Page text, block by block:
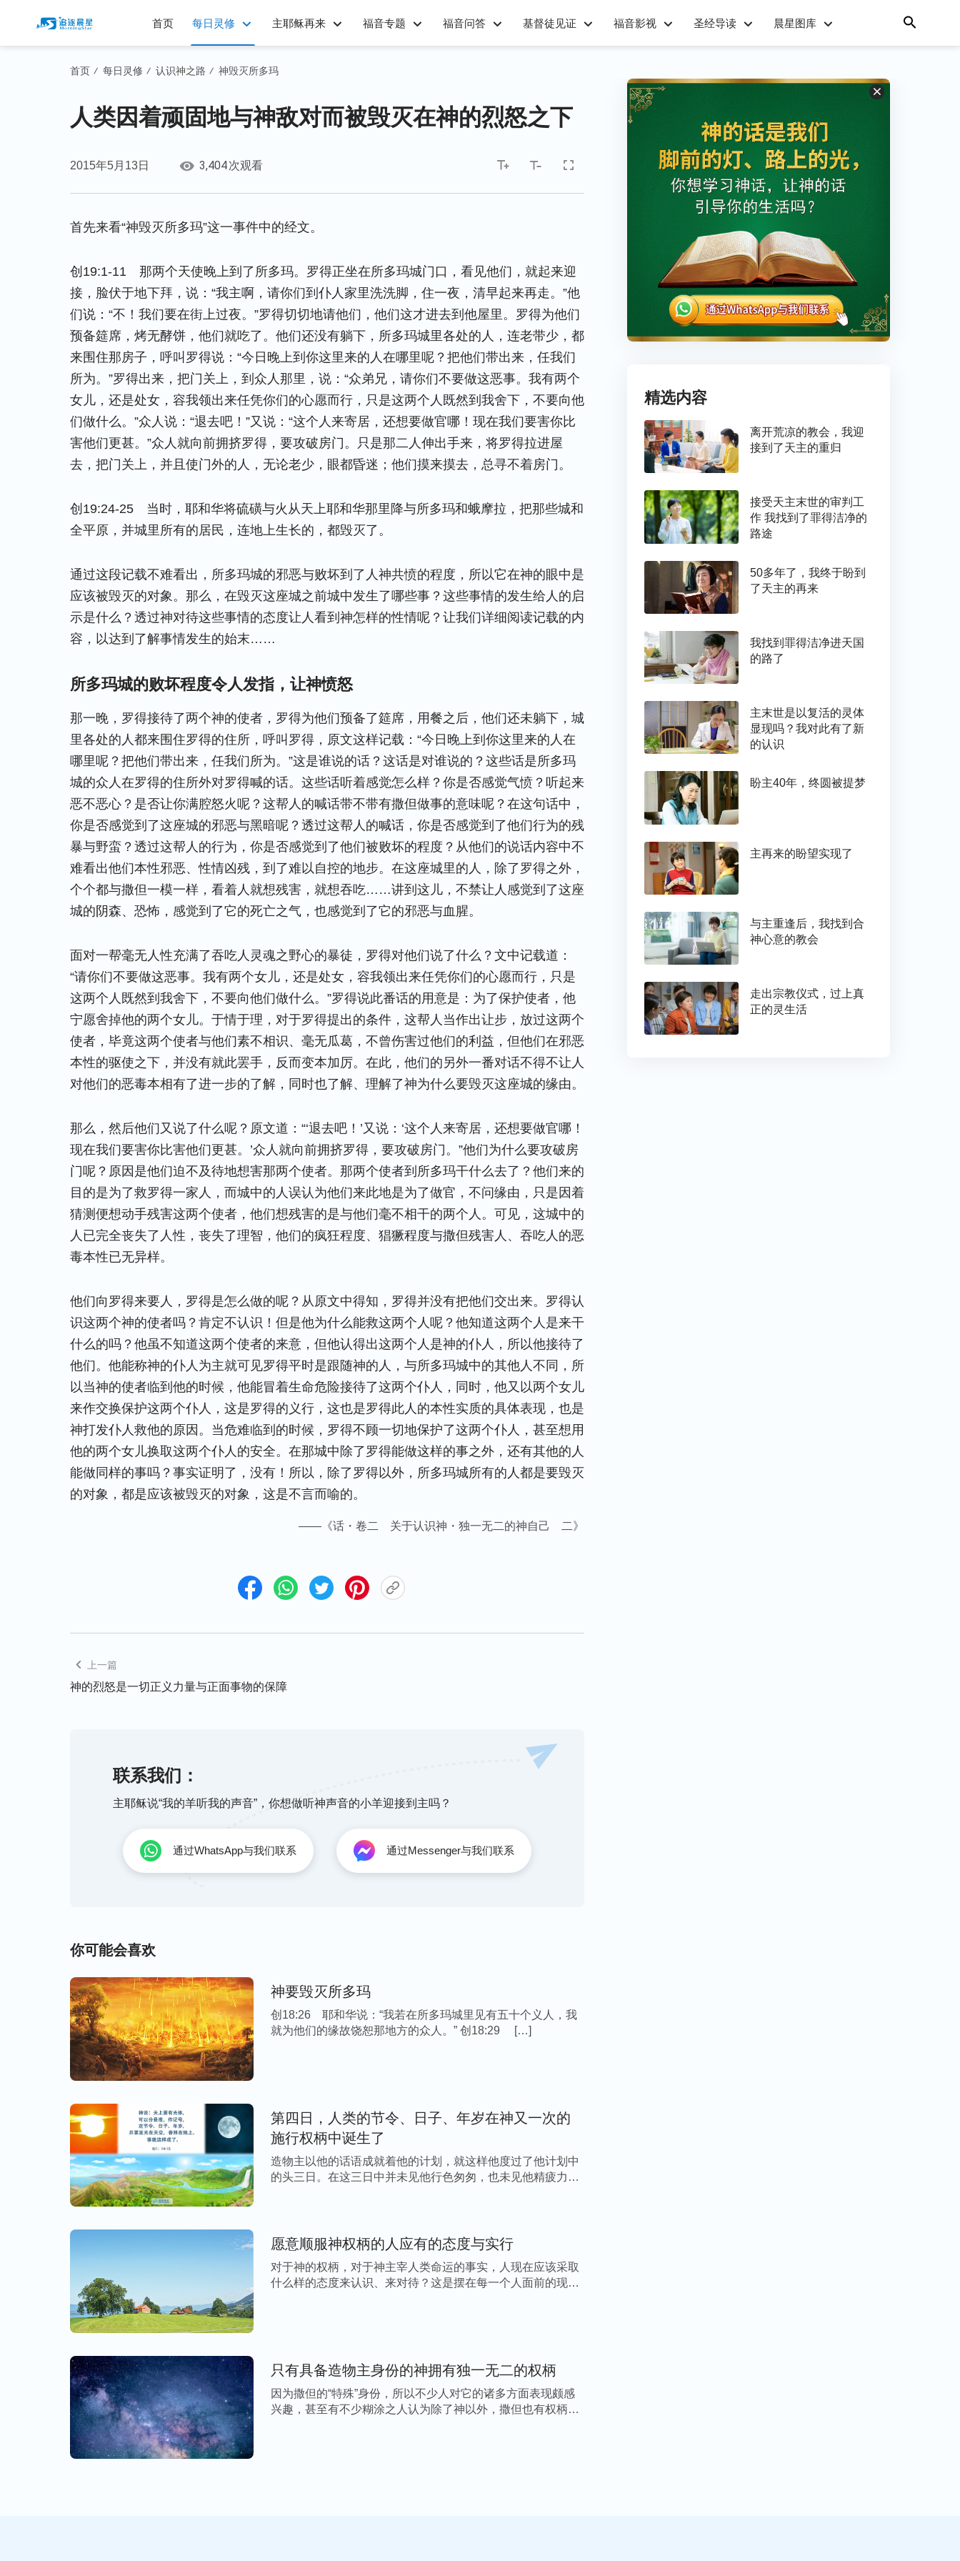
首页 每日灵修 主耶稣再来 福音专题 福音问答 基督徒见证 福音影视 圣经导读 晨星图库
首页 / 每日灵修 / 认识神之路 / 神毁灭所多玛
人类因着顽固地与神敌对而被毁灭在神的烈怒之下
2015年5月13日 3,404次观看
首先来看“神毁灭所多玛”这一事件中的经文。
创19:1-11 那两个天使晚上到了所多玛。罗得正坐在所多玛城门口，看见他们，就起来迎
接，脸伏于地下拜，说：“我主啊，请你们到仆人家里洗洗脚，住一夜，清早起来再走。”他
们说：“不！我们要在街上过夜。”罗得切切地请他们，他们这才进去到他屋里。罗得为他们
预备筵席，烤无酵饼，他们就吃了。他们还没有躺下，所多玛城里各处的人，连老带少，都
来围住那房子，呼叫罗得说：“今日晚上到你这里来的人在哪里呢？把他们带出来，任我们
所为。”罗得出来，把门关上，到众人那里，说：“众弟兄，请你们不要做这恶事。我有两个
女儿，还是处女，容我领出来任凭你们的心愿而行，只是这两个人既然到我舍下，不要向他
们做什么。”众人说：“退去吧！”又说：“这个人来寄居，还想要做官哪！现在我们要害你比
害他们更甚。”众人就向前拥挤罗得，要攻破房门。只是那二人伸出手来，将罗得拉进屋
去，把门关上，并且使门外的人，无论老少，眼都昏迷；他们摸来摸去，总寻不着房门。
创19:24-25 当时，耶和华将硫磺与火从天上耶和华那里降与所多玛和蛾摩拉，把那些城和
全平原，并城里所有的居民，连地上生长的，都毁灭了。
通过这段记载不难看出，所多玛城的邪恶与败坏到了人神共愤的程度，所以它在神的眼中是
应该被毁灭的对象。那么，在毁灭这座城之前城中发生了哪些事？这些事情的发生给人的启
示是什么？透过神对待这些事情的态度让人看到神怎样的性情呢？让我们详细阅读记载的内
容，以达到了解事情发生的始末……
所多玛城的败坏程度令人发指，让神愤怒
那一晚，罗得接待了两个神的使者，罗得为他们预备了筵席，用餐之后，他们还未躺下，城
里各处的人都来围住罗得的住所，呼叫罗得，原文这样记载：“今日晚上到你这里来的人在
哪里呢？把他们带出来，任我们所为。”这是谁说的话？这话是对谁说的？这些话是所多玛
城的众人在罗得的住所外对罗得喊的话。这些话听着感觉怎么样？你是否感觉气愤？听起来
恶不恶心？是否让你满腔怒火呢？这帮人的喊话带不带有撒但做事的意味呢？在这句话中，
你是否感觉到了这座城的邪恶与黑暗呢？透过这帮人的喊话，你是否感觉到了他们行为的残
暴与野蛮？透过这帮人的行为，你是否感觉到了他们被败坏的程度？从他们的说话内容中不
难看出他们本性邪恶、性情凶残，到了难以自控的地步。在这座城里的人，除了罗得之外，
个个都与撒但一模一样，看着人就想残害，就想吞吃……讲到这儿，不禁让人感觉到了这座
城的阴森、恐怖，感觉到了它的死亡之气，也感觉到了它的邪恶与血腥。
面对一帮毫无人性充满了吞吃人灵魂之野心的暴徒，罗得对他们说了什么？文中记载道：
“请你们不要做这恶事。我有两个女儿，还是处女，容我领出来任凭你们的心愿而行，只是
这两个人既然到我舍下，不要向他们做什么。”罗得说此番话的用意是：为了保护使者，他
宁愿舍掉他的两个女儿。于情于理，对于罗得提出的条件，这帮人当作出让步，放过这两个
使者，毕竟这两个使者与他们素不相识、毫无瓜葛，不曾伤害过他们的利益，但他们在邪恶
本性的驱使之下，并没有就此罢手，反而变本加厉。在此，他们的另外一番对话不得不让人
对他们的恶毒本相有了进一步的了解，同时也了解、理解了神为什么要毁灭这座城的缘由。
那么，然后他们又说了什么呢？原文道：“‘退去吧！’又说：‘这个人来寄居，还想要做官哪！
现在我们要害你比害他们更甚。’众人就向前拥挤罗得，要攻破房门。”他们为什么要攻破房
门呢？原因是他们迫不及待地想害那两个使者。那两个使者到所多玛干什么去了？他们来的
目的是为了救罗得一家人，而城中的人误认为他们来此地是为了做官，不问缘由，只是因着
猜测便想动手残害这两个使者，他们想残害的是与他们毫不相干的两个人。可见，这城中的
人已完全丧失了人性，丧失了理智，他们的疯狂程度、猖獗程度与撒但残害人、吞吃人的恶
毒本性已无异样。
他们向罗得来要人，罗得是怎么做的呢？从原文中得知，罗得并没有把他们交出来。罗得认
识这两个神的使者吗？肯定不认识！但是他为什么能救这两个人呢？他知道这两个人是来干
什么的吗？他虽不知道这两个使者的来意，但他认得出这两个人是神的仆人，所以他接待了
他们。他能称神的仆人为主就可见罗得平时是跟随神的人，与所多玛城中的其他人不同，所
以当神的使者临到他的时候，他能冒着生命危险接待了这两个仆人，同时，他又以两个女儿
来作交换保护这两个仆人，这是罗得的义行，这也是罗得此人的本性实质的具体表现，也是
神打发仆人救他的原因。当危难临到的时候，罗得不顾一切地保护了这两个仆人，甚至想用
他的两个女儿换取这两个仆人的安全。在那城中除了罗得能做这样的事之外，还有其他的人
能做同样的事吗？事实证明了，没有！所以，除了罗得以外，所多玛城所有的人都是要毁灭
的对象，都是应该被毁灭的对象，这是不言而喻的。
——《话・卷二 关于认识神・独一无二的神自己 二》
上一篇
神的烈怒是一切正义力量与正面事物的保障
联系我们：
主耶稣说“我的羊听我的声音”，你想做听神声音的小羊迎接到主吗？
通过WhatsApp与我们联系 通过Messenger与我们联系
你可能会喜欢
神要毁灭所多玛
创18:26 耶和华说：“我若在所多玛城里见有五十个义人，我
就为他们的缘故饶恕那地方的众人。” 创18:29 […]
第四日，人类的节令、日子、年岁在神又一次的
施行权柄中诞生了
造物主以他的话语成就着他的计划，就这样他度过了他计划中
的头三日。在这三日中并未见他行色匆匆，也未见他精疲力
愿意顺服神权柄的人应有的态度与实行
对于神的权柄，对于神主宰人类命运的事实，人现在应该采取
什么样的态度来认识、来对待？这是摆在每一个人面前的现实
只有具备造物主身份的神拥有独一无二的权柄
因为撒但的“特殊”身份，所以不少人对它的诸多方面表现颇感
兴趣，甚至有不少糊涂之人认为除了神以外，撒但也有权柄，
精选内容
离开荒凉的教会，我迎
接到了天主的重归
接受天主末世的审判工
作 我找到了罪得洁净的
路途
50多年了，我终于盼到
了天主的再来
我找到罪得洁净进天国
的路了
主末世是以复活的灵体
显现吗？我对此有了新
的认识
盼主40年，终圆被提梦
主再来的盼望实现了
与主重逢后，我找到合
神心意的教会
走出宗教仪式，过上真
正的灵生活